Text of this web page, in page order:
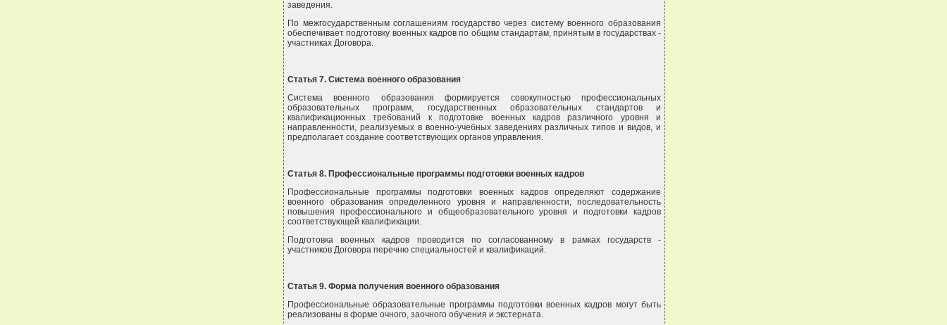
заведения.
По межгосударственным соглашениям государство через систему военного образования
обеспечивает подготовку военных кадров по общим стандартам, принятым в государствах -
участниках Договора.
Статья 7. Система военного образования
Система военного образования формируется совокупностью профессиональных
образовательных программ, государственных образовательных стандартов и
квалификационных требований к подготовке военных кадров различного уровня и
направленности, реализуемых в военно-учебных заведениях различных типов и видов, и
предполагает создание соответствующих органов управления.
Статья 8. Профессиональные программы подготовки военных кадров
Профессиональные программы подготовки военных кадров определяют содержание
военного образования определенного уровня и направленности, последовательность
повышения профессионального и общеобразовательного уровня и подготовки кадров
соответствующей квалификации.
Подготовка военных кадров проводится по согласованному в рамках государств -
участников Договора перечню специальностей и квалификаций.
Статья 9. Форма получения военного образования
Профессиональные образовательные программы подготовки военных кадров могут быть
реализованы в форме очного, заочного обучения и экстерната.